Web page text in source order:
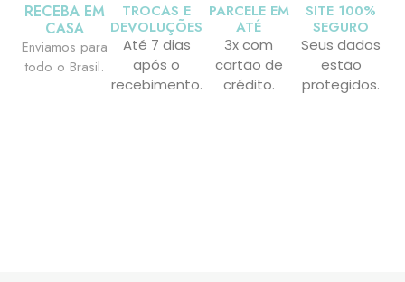
RECEBA EM
CASA
Enviamos para
todo o Brasil.
TROCAS E
DEVOLUÇÕES
Até 7 dias
após o
recebimento.
PARCELE EM
ATÉ
3x com
cartão de
crédito.
SITE 100%
SEGURO
Seus dados
estão
protegidos.